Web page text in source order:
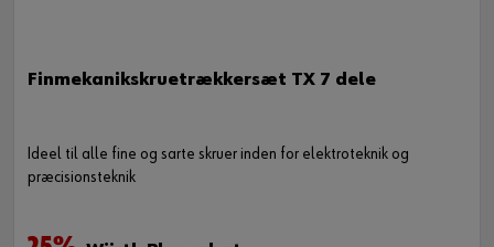
Finmekanikskruetrækkersæt TX 7 dele
Ideel til alle fine og sarte skruer inden for elektroteknik og
præcisionsteknik